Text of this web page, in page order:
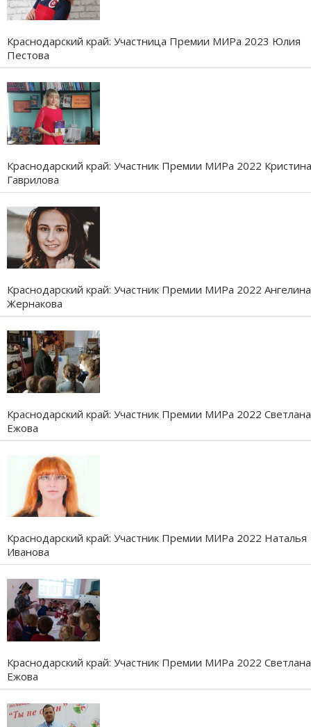
Краснодарский край: Участница Премии МИРа 2023 Юлия
Пестова
Краснодарский край: Участник Премии МИРа 2022 Кристина
Гаврилова
Краснодарский край: Участник Премии МИРа 2022 Ангелина
Жернакова
Краснодарский край: Участник Премии МИРа 2022 Светлана
Ежова
Краснодарский край: Участник Премии МИРа 2022 Наталья
Иванова
Краснодарский край: Участник Премии МИРа 2022 Светлана
Ежова